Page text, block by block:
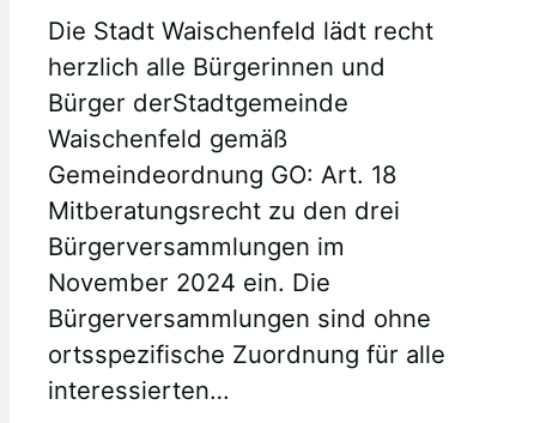
Die Stadt Waischenfeld lädt recht
herzlich alle Bürgerinnen und
Bürger derStadtgemeinde
Waischenfeld gemäß
Gemeindeordnung GO: Art. 18
Mitberatungsrecht zu den drei
Bürgerversammlungen im
November 2024 ein. Die
Bürgerversammlungen sind ohne
ortsspezifische Zuordnung für alle
interessierten…